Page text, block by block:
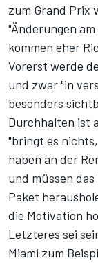
zum Grand Prix
"Änderungen
kommen eher
Vorerst werde
und zwar "in
besonders
Durchhalten ist
"bringt es
haben an der
und müssen
Paket
die Motivation
Letzteres sei
Miami zum